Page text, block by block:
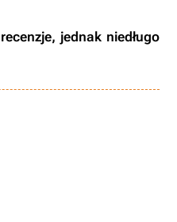
jednak niedługo